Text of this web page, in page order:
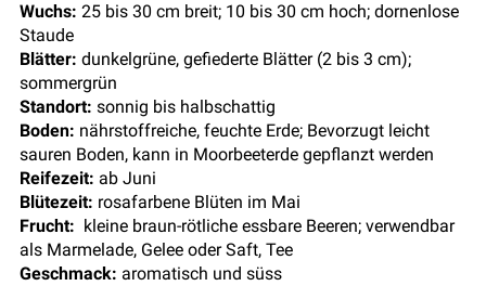
Wuchs: 25 bis 30 cm breit; 10 bis 30 cm hoch; dornenlose
Staude
Blätter: dunkelgrüne, gefiederte Blätter (2 bis 3 cm);
sommergrün
Standort: sonnig bis halbschattig
Boden: nährstoffreiche, feuchte Erde; Bevorzugt leicht
sauren Boden, kann in Moorbeeterde gepflanzt werden
Reifezeit: ab Juni
Blütezeit: rosafarbene Blüten im Mai
Frucht: kleine braun-rötliche essbare Beeren; verwendbar
als Marmelade, Gelee oder Saft, Tee
Geschmack: aromatisch und süss